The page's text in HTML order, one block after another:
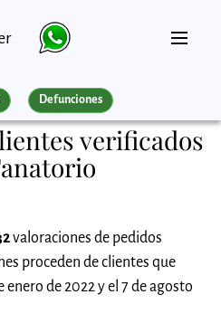
Defunciones
verificados
valoraciones de pedidos
proceden de clientes que
de 2022 y el 7 de agosto